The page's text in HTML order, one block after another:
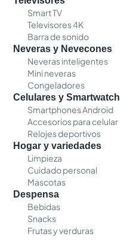
Smart TV
Televisores 4K
Barra de sonido
Neveras y Nevecones
Neveras inteligentes
Mini neveras
Congeladores
Celulares y Smartwatch
Smartphones Android
Accesorios para celular
Relojes deportivos
Hogar y variedades
Limpieza
Cuidado personal
Mascotas
Despensa
Bebidas
Snacks
Frutas y verduras